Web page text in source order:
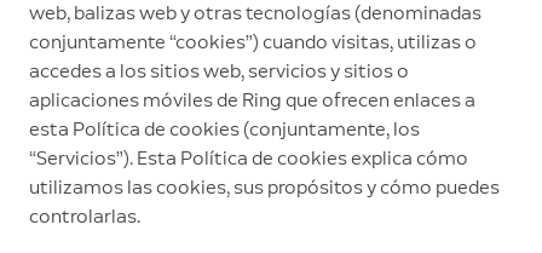
web, balizas web y otras tecnologías (denominadas
conjuntamente “cookies”) cuando visitas, utilizas o
accedes a los sitios web, servicios y sitios o
aplicaciones móviles de Ring que ofrecen enlaces a
esta Política de cookies (conjuntamente, los
“Servicios”). Esta Política de cookies explica cómo
utilizamos las cookies, sus propósitos y cómo puedes
controlarlas.